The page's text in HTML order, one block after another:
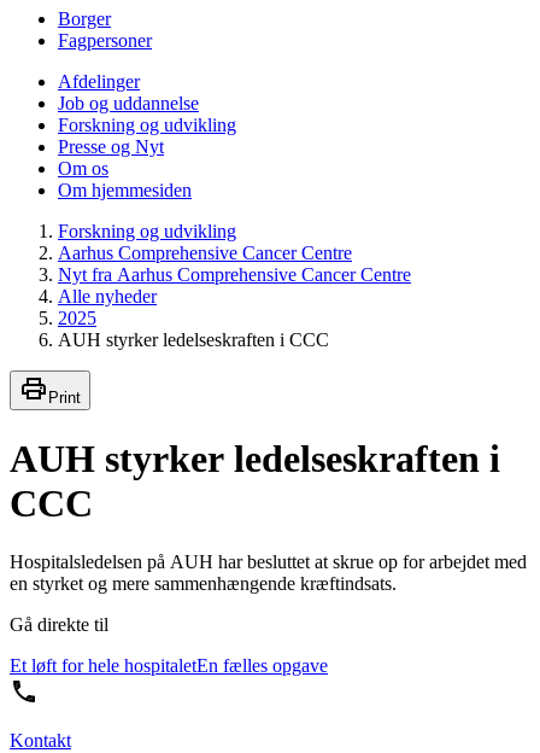
Borger
Fagpersoner
Afdelinger
Job og uddannelse
Forskning og udvikling
Presse og Nyt
Om os
Om hjemmesiden
Forskning og udvikling
Aarhus Comprehensive Cancer Centre
Nyt fra Aarhus Comprehensive Cancer Centre
Alle nyheder
2025
AUH styrker ledelseskraften i CCC
Print
AUH styrker ledelseskraften i
CCC
Hospitalsledelsen på AUH har besluttet at skrue op for arbejdet med
en styrket og mere sammenhængende kræftindsats.
Gå direkte til
Et løft for hele hospitaletEn fælles opgave
Kontakt